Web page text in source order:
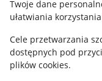
Twoje dane
ułatwiania
Cele przetwarzania
dostępnych pod
plików cookies.
Ustawienia plików
Udostępnianie
Informacje dla Aktu o